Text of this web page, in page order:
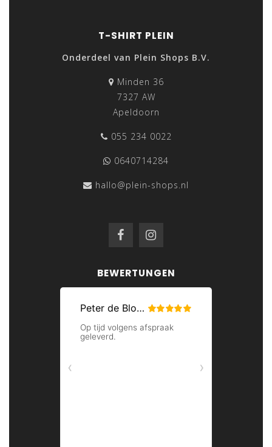
T-SHIRT PLEIN
Onderdeel van Plein Shops B.V.
Minden 36
7327 AW
Apeldoorn
055 234 0022
0640714284
hallo@plein-shops.nl
BEWERTUNGEN